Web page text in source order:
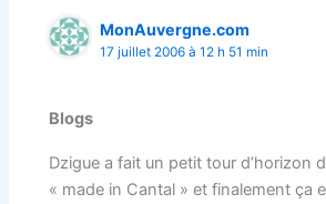
MonAuvergne.com
17 juillet 2006 à 12 h 51 min
Blogs
Dzigue a fait un petit tour d’horizon
« made in Cantal » et finalement ça